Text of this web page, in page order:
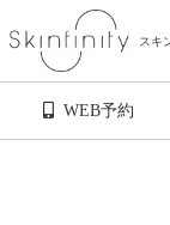
スキ
WEB予約
初診・再